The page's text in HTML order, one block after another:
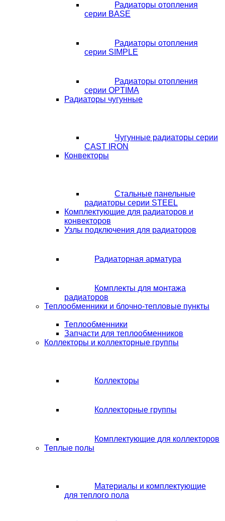
Радиаторы отопления
серии BASE
Радиаторы отопления
серии SIMPLE
Радиаторы отопления
серии OPTIMA
Радиаторы чугунные
Чугунные радиаторы серии
CAST IRON
Конвекторы
Стальные панельные
радиаторы серии STEEL
Комплектующие для радиаторов и
конвекторов
Узлы подключения для радиаторов
Радиаторная арматура
Комплекты для монтажа
радиаторов
Теплообменники и блочно-тепловые пункты
Теплообменники
Запчасти для теплообменников
Коллекторы и коллекторные группы
Коллекторы
Коллекторные группы
Комплектующие для коллекторов
Теплые полы
Материалы и комплектующие
для теплого пола